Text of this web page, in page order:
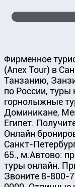
Фирменное
(Anex Tour) в
Танзанию,
по России,
горнолыжные
Доминикане,
Египет.
Онлайн
Санкт-
65., м.Автово:
туры онлайн.
Звоните 8-800-